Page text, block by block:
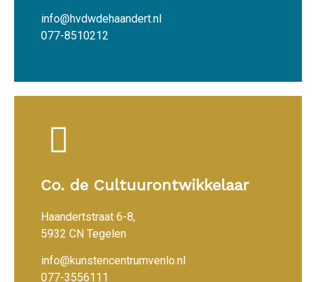
info@hvdwdehaandert.nl
077-8510212
Co. de Cultuurontwikkelaar
Haandertstraat 6-8,
5932 CN Tegelen
info@kunstencentrumvenlo.nl
077-3556111